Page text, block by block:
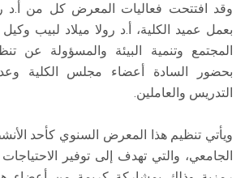
وقد افتتحت فعاليات المعرض كل من أ.د
بعمل عميد الكلية، أ.د رولا ميلاد لبيب
المجتمع وتنمية البيئة والمسؤولة عن
بحضور السادة أعضاء مجلس الكلية
التدريس والعاملين.
ويأتي تنظيم هذا المعرض السنوي كأحد
الجامعي، والتي تهدف إلى توفير